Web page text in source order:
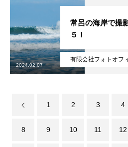
有限会社フォトオフ
常呂の海岸で撮
５！
2024.02.07
1 2 3 4
8 9 10 11 12